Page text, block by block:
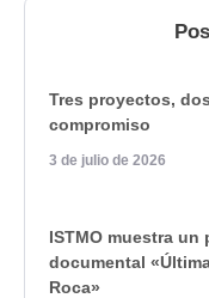
Tres proyectos,
compromiso
3 de julio de 2026
ISTMO muestra un
documental
Roca»